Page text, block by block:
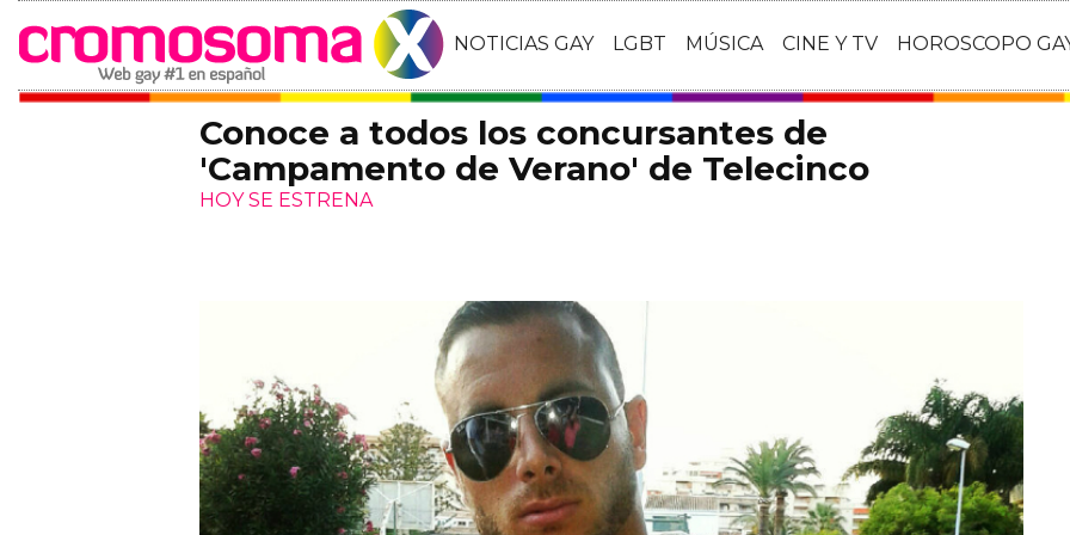
NOTICIAS GAY LGBT MÚSICA CINE Y TV HOROSCOPO
Conoce a todos los concursantes de
'Campamento de Verano' de Telecinco
HOY SE ESTRENA